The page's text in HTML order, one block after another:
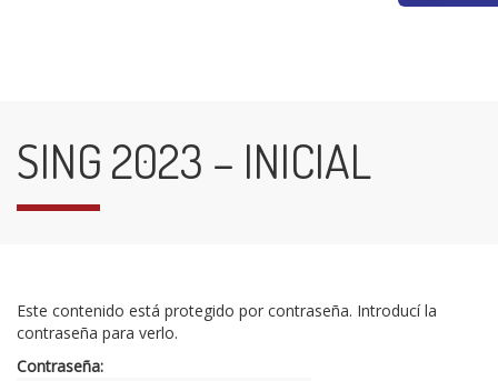
SING 2023 – INICIAL
Este contenido está protegido por contraseña. Introducí la
contraseña para verlo.
Contraseña: